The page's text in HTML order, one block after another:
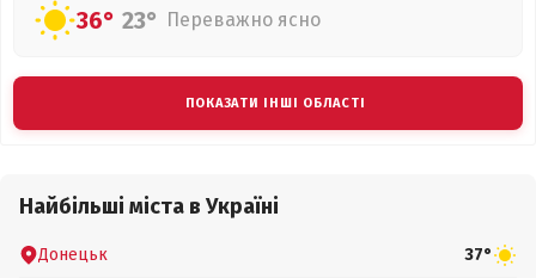
36° 23° Переважно ясно
ПОКАЗАТИ ІНШІ ОБЛАСТІ
Найбільші міста в Україні
Донецьк 37°